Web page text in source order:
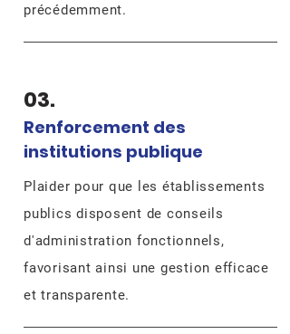
précédemment.​
03.
Renforcement des
institutions publique
Plaider pour que les établissements
publics disposent de conseils
d'administration fonctionnels,
favorisant ainsi une gestion efficace
et transparente.